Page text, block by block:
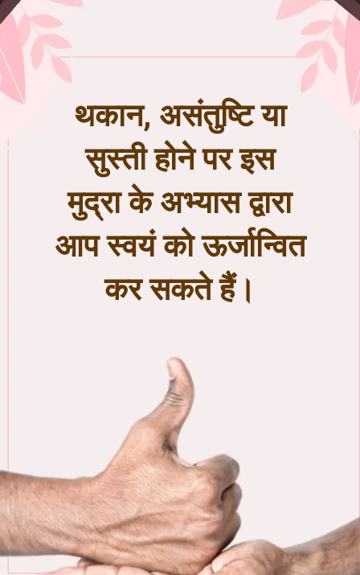
थकान, असंतुष्टि या
सुस्ती होने पर इस
मुद्रा के अभ्यास द्वारा
आप स्वयं को ऊर्जान्वित
कर सकते हैं।